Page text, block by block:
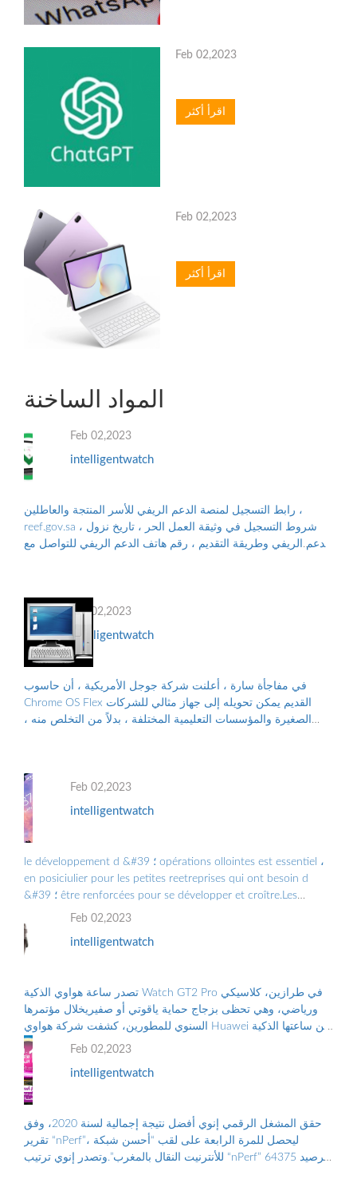
Feb 02,2023
اقرأ أكثر
Feb 02,2023
اقرأ أكثر
المواد الساخنة
Feb 02,2023
intelligentwatch
رابط التسجيل لمنصة الدعم الريفي للأسر المنتجة والعاطلين ،
reef.gov.sa ، شروط التسجيل في وثيقة العمل الحر ، تاريخ نزول
الدعم الريفي وطريقة التقديم ، رقم هاتف الدعم الريفي للتواصل مع
Feb 02,2023
intelligentwatch
في مفاجأة سارة ، أعلنت شركة جوجل الأمريكية ، أن حاسوب
Chrome OS Flex القديم يمكن تحويله إلى جهاز مثالي للشركات
الصغيرة والمؤسسات التعليمية المختلفة ، بدلاً من التخلص منه ،
Feb 02,2023
intelligentwatch
le développement d &#39 ؛ opérations ollointes est essentiel ،
en posiciulier pour les petites reetreprises qui ont besoin d
&#39 ؛ être renforcées pour se développer et croître.Les
Grandes Entreprises doiv ...
Feb 02,2023
intelligentwatch
تصدر ساعة هواوي الذكية Watch GT2 Pro في طرازين، كلاسيكي
ورياضي، وهي تحظى بزجاج حماية ياقوتي أو صفيريخلال مؤتمرها
السنوي للمطورين، كشفت شركة هواوي Huawei عن ساعتها الذكية
Feb 02,2023
intelligentwatch
حقق المشغل الرقمي إنوي أفضل نتيجة إجمالية لسنة 2020، وفق
تقرير “nPerf”، ليحصل للمرة الرابعة على لقب “أحسن شبكة
للأنترنيت النقال بالمغرب”.وتصدر إنوي ترتيب “nPerf” برصيد 64375